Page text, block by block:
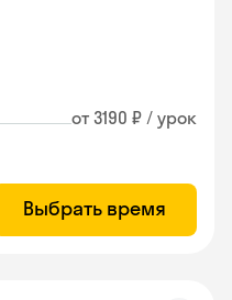
от 3190 ₽ / урок
Выбрать время